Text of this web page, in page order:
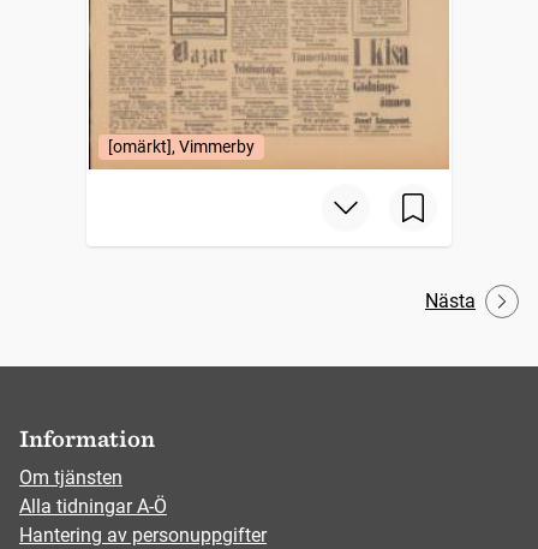
[omärkt], Vimmerby
Nästa
Information
Om tjänsten
Alla tidningar A-Ö
Hantering av personuppgifter